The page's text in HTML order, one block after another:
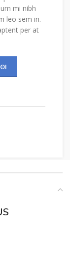
mi nibh
leo sem in.
per at